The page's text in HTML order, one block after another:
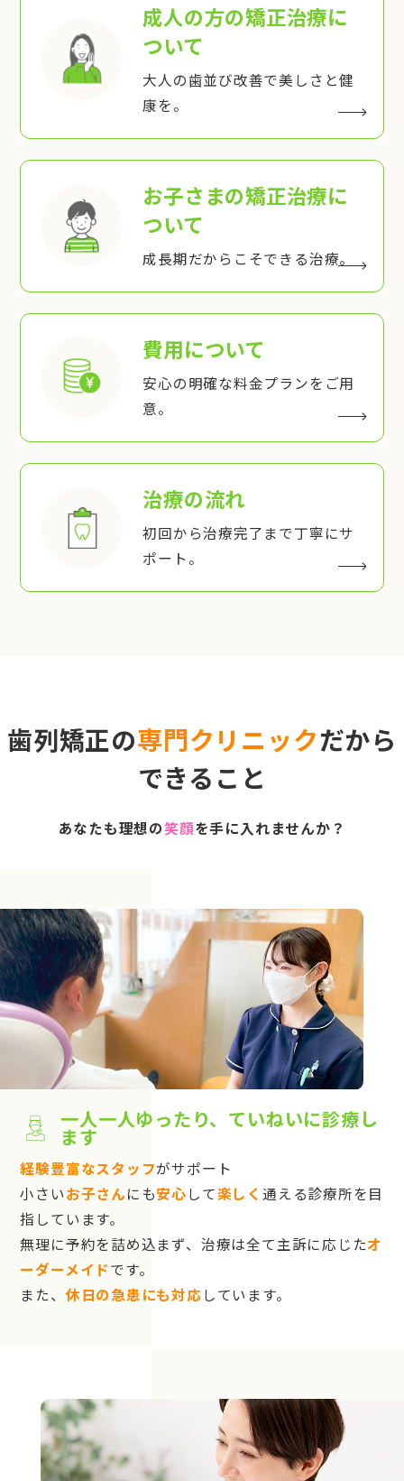
成人の方の矯正治療に
ついて
大人の歯並び改善で美しさと健
康を。
お子さまの矯正治療に
ついて
成長期だからこそできる治療。
費用について
安心の明確な料金プランをご用
意。
治療の流れ
初回から治療完了まで丁寧にサ
ポート。
歯列矯正の専門クリニックだから
できること
あなたも理想の笑顔を手に入れませんか？
一人一人ゆったり、ていねいに診療し
ます
経験豊富なスタッフがサポート
小さいお子さんにも安心して楽しく 通える診療所を目
指しています。
無理に予約を詰め込まず、治療は全て主訴に応じたオ
ーダーメイドです。
また、 休日の急患にも対応しています。